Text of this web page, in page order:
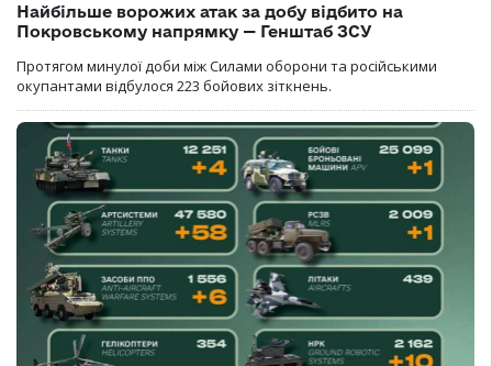
Найбільше ворожих атак за добу відбито на
Покровському напрямку — Генштаб ЗСУ
Протягом минулої доби між Силами оборони та російськими
окупантами відбулося 223 бойових зіткнень.